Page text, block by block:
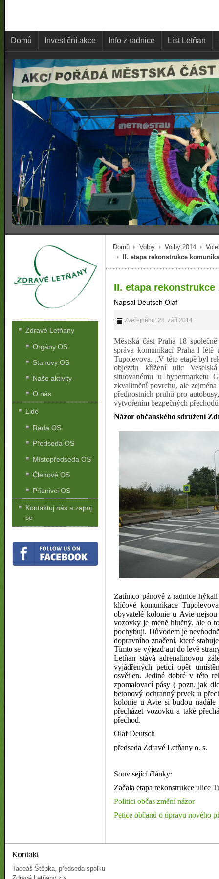
Domů Investiční akce Info z radnice List Letňan
Domů Volby Volby 2014
II. etapa rekonstrukce
II. etapa
Napsal Deutsch Olaf
Zveřejněno: 28. září 2014
Městská část Praha 18
správa komunikací Praha l létě
Tupolevova. „V této etapě byl
objezdu křížení ulic
situovanému u hypermarketu
zkvalitnění povrchu, ale
přednostních pruhů pro
vytvořením bezpečných
Názor občanského sdružení
Zatímco pánové z radnice
klíčové komunikace
obyvatelé kolonie u Avie
vozovky je méně hlučný, ale o
pochybuji. Důvodem je
dopravního značení, které
Tímto se výjezd aut do levé
Letňan stává adrenalinovou
vyjádřených peticí opět
osvětlen. Jediné dobré v této
zpomalovací pásy ( pozn. jak
betonový ochranný prvek u
kolonie u Avie si budou nadále
přecházet vozovku a také
přechod.
Olaf Deutsch
předseda Zdravé Letňany o. s.
Související články:
Začala etapa rekonstrukce ulice
Politici občas změní názor
Petice občanů o úpravu nového
Zdravé Letňany
Orgány OS
Stanovy OS
Naše aktivity
O nás
Lidé
Rada OS
Předseda OS
Místopředseda OS
Členové OS
Příznivci OS
Kontaktuj nás a zapoj
se
Kontakt
Tadeáš Štěpka, předseda spolku